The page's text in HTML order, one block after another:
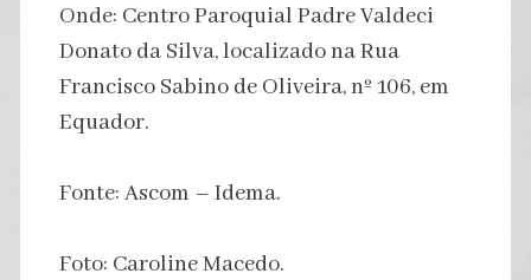
Onde: Centro Paroquial Padre Valdeci
Donato da Silva, localizado na Rua
Francisco Sabino de Oliveira, nº 106, em
Equador.
Fonte: Ascom – Idema.
Foto: Caroline Macedo.